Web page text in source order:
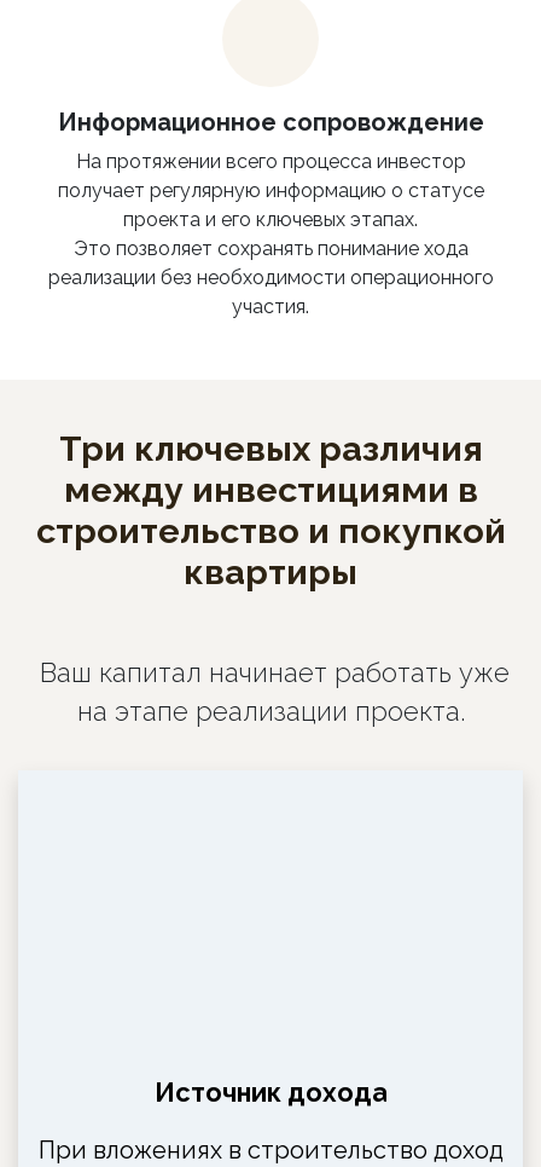
Информационное сопровождение
На протяжении всего процесса инвестор
получает регулярную информацию о статусе
проекта и его ключевых этапах.
Это позволяет сохранять понимание хода
реализации без необходимости операционного
участия.
Три ключевых различия
между инвестициями в
строительство и покупкой
квартиры
Ваш капитал начинает работать уже
на этапе реализации проекта.
Источник дохода
При вложениях в строительство доход